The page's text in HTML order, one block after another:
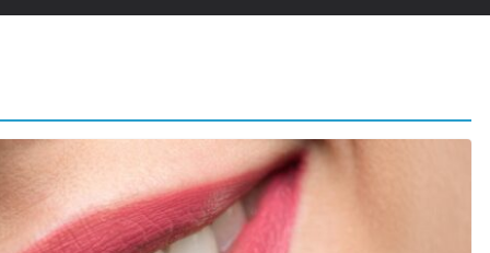
zu
ALLGEMEIN
Mit einem